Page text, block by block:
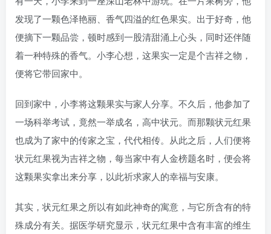
发现了一颗色泽艳丽、香气四溢的红色果实。出于好奇，他
便摘下一颗品尝，顿时感到一股清甜涌上心头，同时还伴随
着一种特殊的香气。小李心想，这果实一定是个吉祥之物，
便将它带回家中。
回到家中，小李将这颗果实与家人分享。不久后，他参加了
一场科举考试，竟然一举成名，高中状元。而那颗状元红果
也成为了家中的传家之宝，代代相传。从此之后，人们便将
状元红果视为吉祥之物，每当家中有人金榜题名时，便会将
这颗果实拿出来分享，以此祈求家人的幸福与安康。
其实，状元红果之所以有如此神奇的寓意，与它所含有的特
殊成分有关。据医学研究显示，状元红果中含有丰富的维生